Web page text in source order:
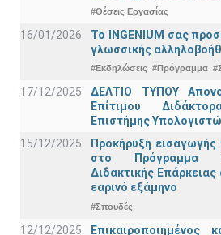
#Θέσεις Εργασίας
16/01/2026
Το INGENIUM σας
γλωσσικής
#Εκδηλώσεις #Πρόγραμμα
17/12/2025
ΔΕΛΤΙΟ ΤΥΠΟΥ
Επίτιμου
Επιστήμης
15/12/2025
Προκήρυξη
στο Πρόγραμμα
Διδακτικής
εαρινό εξάμηνο
#Σπουδές
12/12/2025 Επικαιροποιημένος